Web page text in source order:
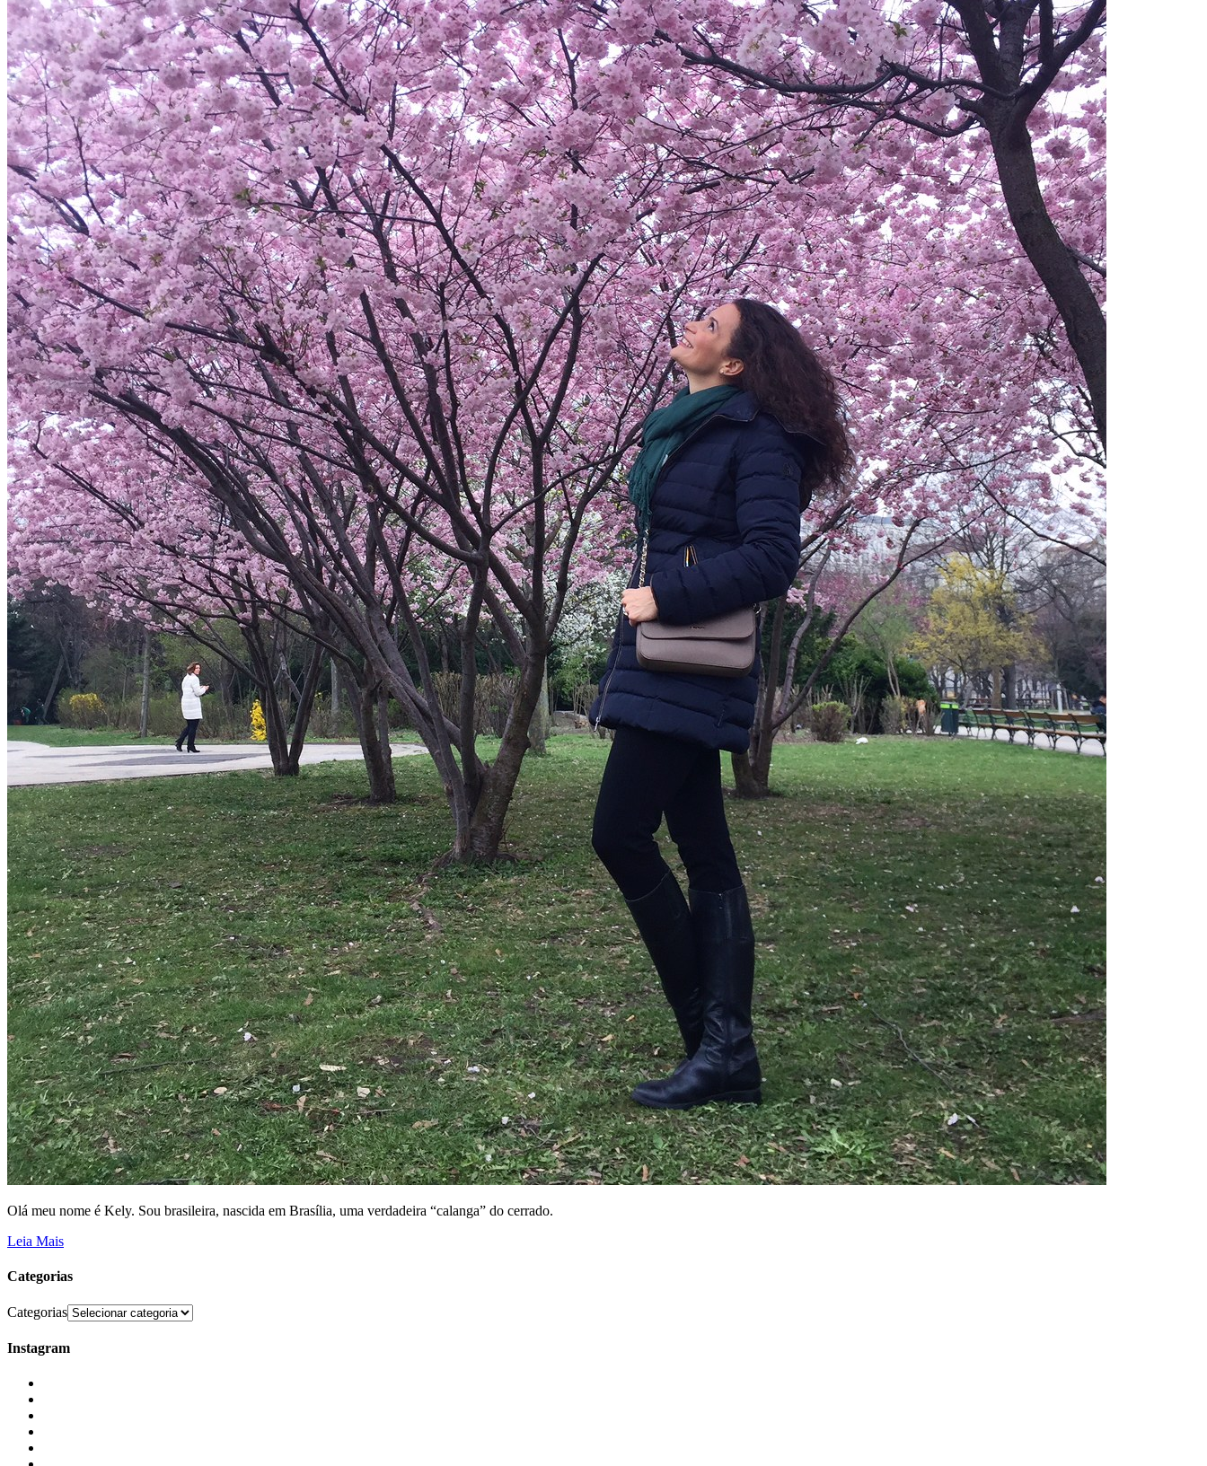
Olá meu nome é Kely. Sou brasileira, nascida em Brasília, uma verdadeira “calanga” do cerrado.
Leia Mais
Categorias
Categorias
Instagram